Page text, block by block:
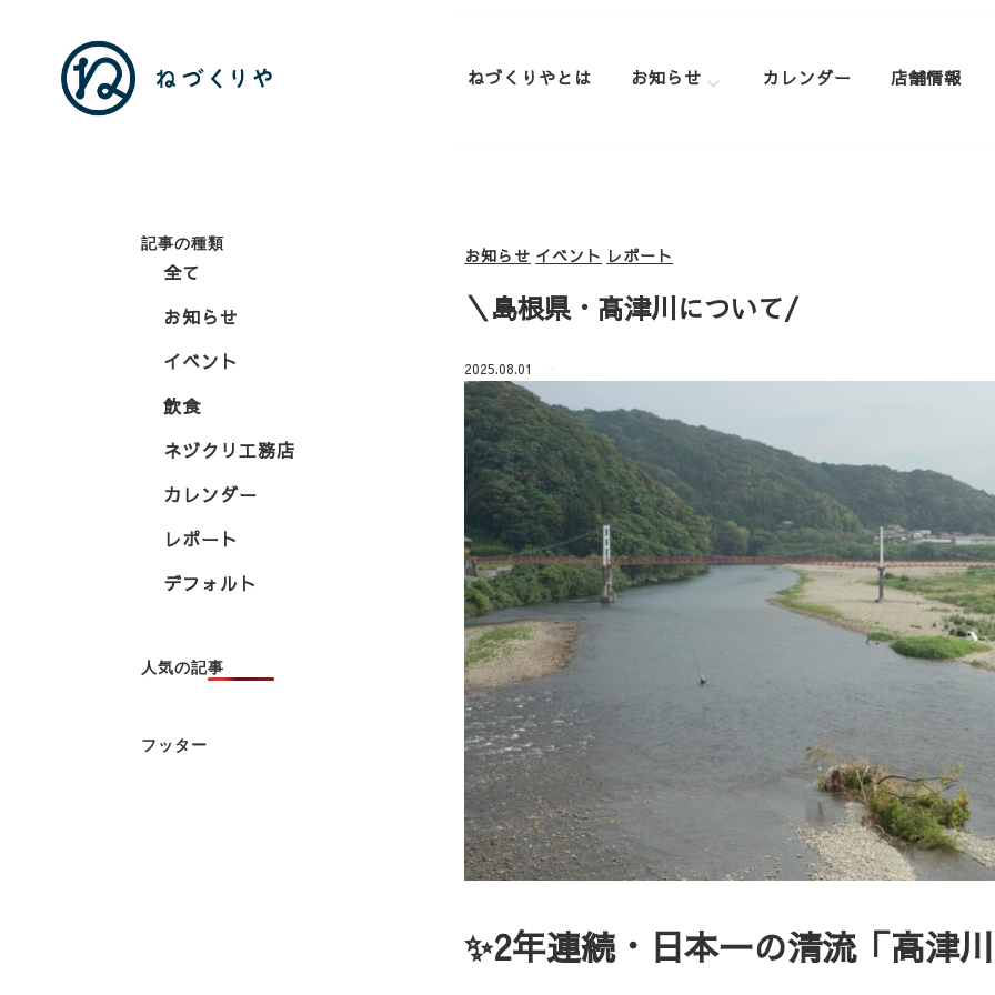
ねづくりやとは お知らせ カレンダー 店舗情報
お知らせ イベント レポート
＼島根県・高津川について/
2025.08.01
✨2年連続・日本一の清流「高津
記事の種類
全て
お知らせ
イベント
飲食
ネヅクリ工務店
カレンダー
レポート
デフォルト
人気の記事
フッター